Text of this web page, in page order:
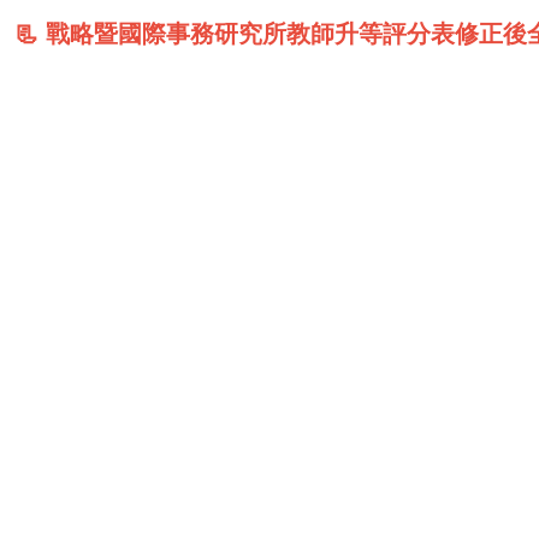
📃 戰略暨國際事務研究所教師升等評分表修正後